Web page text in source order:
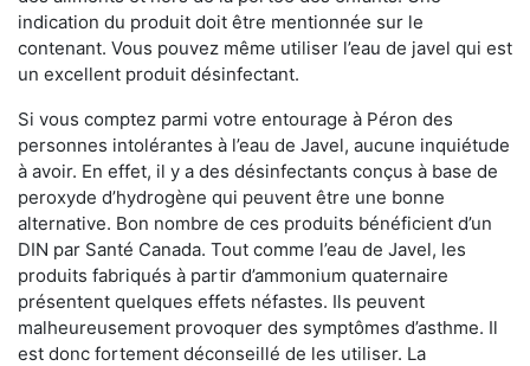
indication du produit doit être mentionnée sur le
contenant. Vous pouvez même utiliser l’eau de javel qui est
un excellent produit désinfectant.
Si vous comptez parmi votre entourage à Péron des
personnes intolérantes à l’eau de Javel, aucune inquiétude
à avoir. En effet, il y a des désinfectants conçus à base de
peroxyde d’hydrogène qui peuvent être une bonne
alternative. Bon nombre de ces produits bénéficient d’un
DIN par Santé Canada. Tout comme l’eau de Javel, les
produits fabriqués à partir d’ammonium quaternaire
présentent quelques effets néfastes. Ils peuvent
malheureusement provoquer des symptômes d’asthme. Il
est donc fortement déconseillé de les utiliser. La